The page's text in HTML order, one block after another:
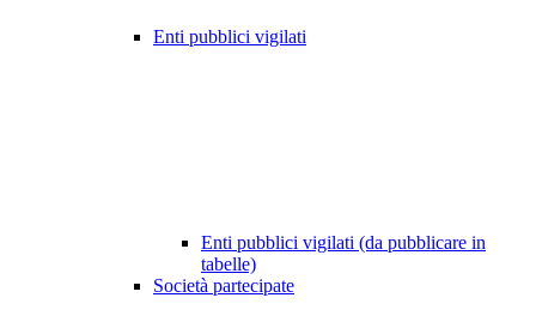
Enti pubblici vigilati
Enti pubblici vigilati (da pubblicare in
tabelle)
Società partecipate